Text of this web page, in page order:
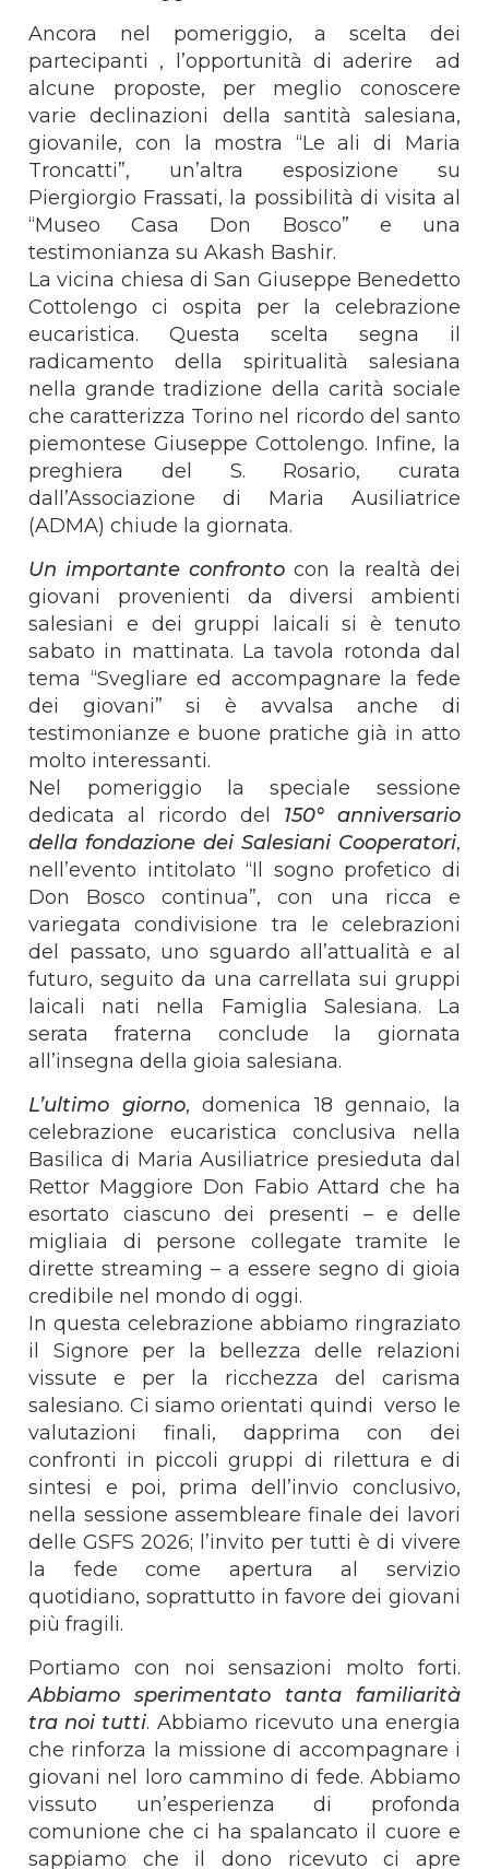
Ancora nel pomeriggio, a scelta dei
partecipanti , l’opportunità di aderire ad
alcune proposte, per meglio conoscere
varie declinazioni della santità salesiana,
giovanile, con la mostra “Le ali di Maria
Troncatti”, un’altra esposizione su
Piergiorgio Frassati, la possibilità di visita al
“Museo Casa Don Bosco” e una
testimonianza su Akash Bashir.
La vicina chiesa di San Giuseppe Benedetto
Cottolengo ci ospita per la celebrazione
eucaristica. Questa scelta segna il
radicamento della spiritualità salesiana
nella grande tradizione della carità sociale
che caratterizza Torino nel ricordo del santo
piemontese Giuseppe Cottolengo. Infine, la
preghiera del S. Rosario, curata
dall’Associazione di Maria Ausiliatrice
(ADMA) chiude la giornata.
Un importante confronto con la realtà dei
giovani provenienti da diversi ambienti
salesiani e dei gruppi laicali si è tenuto
sabato in mattinata. La tavola rotonda dal
tema “Svegliare ed accompagnare la fede
dei giovani” si è avvalsa anche di
testimonianze e buone pratiche già in atto
molto interessanti.
Nel pomeriggio la speciale sessione
dedicata al ricordo del 150° anniversario
della fondazione dei Salesiani Cooperatori,
nell’evento intitolato “Il sogno profetico di
Don Bosco continua”, con una ricca e
variegata condivisione tra le celebrazioni
del passato, uno sguardo all’attualità e al
futuro, seguito da una carrellata sui gruppi
laicali nati nella Famiglia Salesiana. La
serata fraterna conclude la giornata
all’insegna della gioia salesiana.
L’ultimo giorno, domenica 18 gennaio, la
celebrazione eucaristica conclusiva nella
Basilica di Maria Ausiliatrice presieduta dal
Rettor Maggiore Don Fabio Attard che ha
esortato ciascuno dei presenti – e delle
migliaia di persone collegate tramite le
dirette streaming – a essere segno di gioia
credibile nel mondo di oggi.
In questa celebrazione abbiamo ringraziato
il Signore per la bellezza delle relazioni
vissute e per la ricchezza del carisma
salesiano. Ci siamo orientati quindi verso le
valutazioni finali, dapprima con dei
confronti in piccoli gruppi di rilettura e di
sintesi e poi, prima dell’invio conclusivo,
nella sessione assembleare finale dei lavori
delle GSFS 2026; l’invito per tutti è di vivere
la fede come apertura al servizio
quotidiano, soprattutto in favore dei giovani
più fragili.
Portiamo con noi sensazioni molto forti.
Abbiamo sperimentato tanta familiarità
tra noi tutti. Abbiamo ricevuto una energia
che rinforza la missione di accompagnare i
giovani nel loro cammino di fede. Abbiamo
vissuto un’esperienza di profonda
comunione che ci ha spalancato il cuore e
sappiamo che il dono ricevuto ci apre